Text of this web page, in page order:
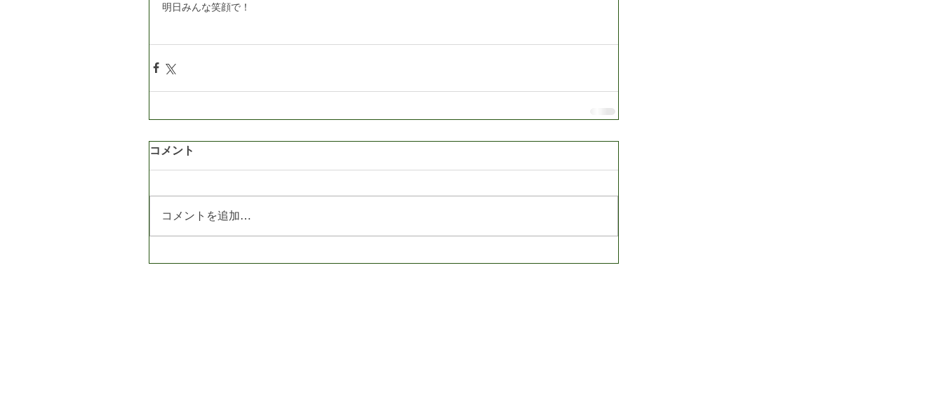
明日みんな笑顔で！
コメント
コメントを追加…